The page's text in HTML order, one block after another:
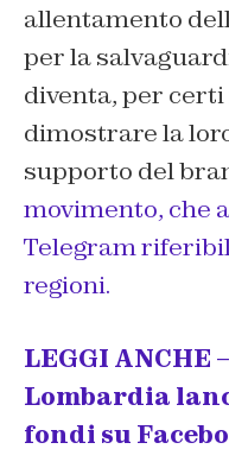
allentamento
per la
diventa, per
dimostrare la
supporto del
movimento, che
Telegram
regioni.
LEGGI
Lombardia
fondi su